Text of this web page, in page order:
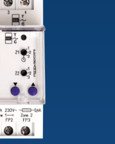
et de mouvement
la lumière
2